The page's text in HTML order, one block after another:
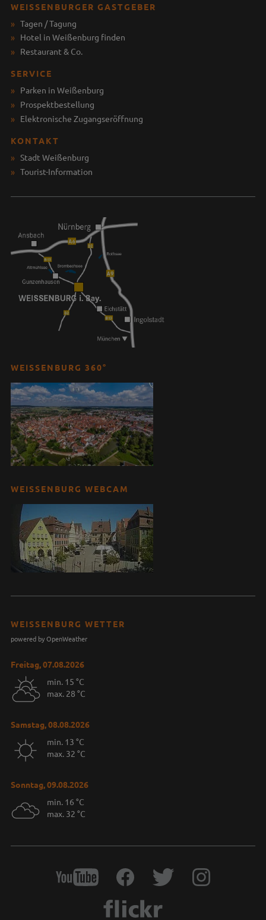
WEISSENBURGER GASTGEBER
Tagen / Tagung
Hotel in Weißenburg finden
Restaurant & Co.
SERVICE
Parken in Weißenburg
Prospektbestellung
Elektronische Zugangseröffnung
KONTAKT
Stadt Weißenburg
Tourist-Information
WEISSENBURG 360°
WEISSENBURG WEBCAM
WEISSENBURG WETTER
powered by OpenWeather
Freitag, 07.08.2026
min. 15 °C
max. 28 °C
Samstag, 08.08.2026
min. 13 °C
max. 32 °C
Sonntag, 09.08.2026
min. 16 °C
max. 32 °C